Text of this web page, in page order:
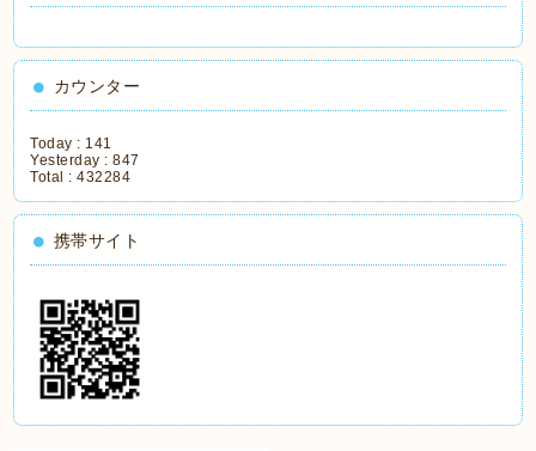
カウンター
Today : 141
Yesterday :847
Total :432284
携帯サイト